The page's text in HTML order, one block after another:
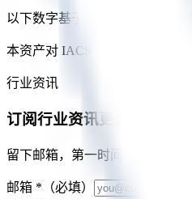
以下数字基于已发布资产对 8
本资产对 IACS UR E26/E27 的
行业资讯
订阅行业资讯更新
留下邮箱，第一时间获取我们的
邮箱 * （必填）